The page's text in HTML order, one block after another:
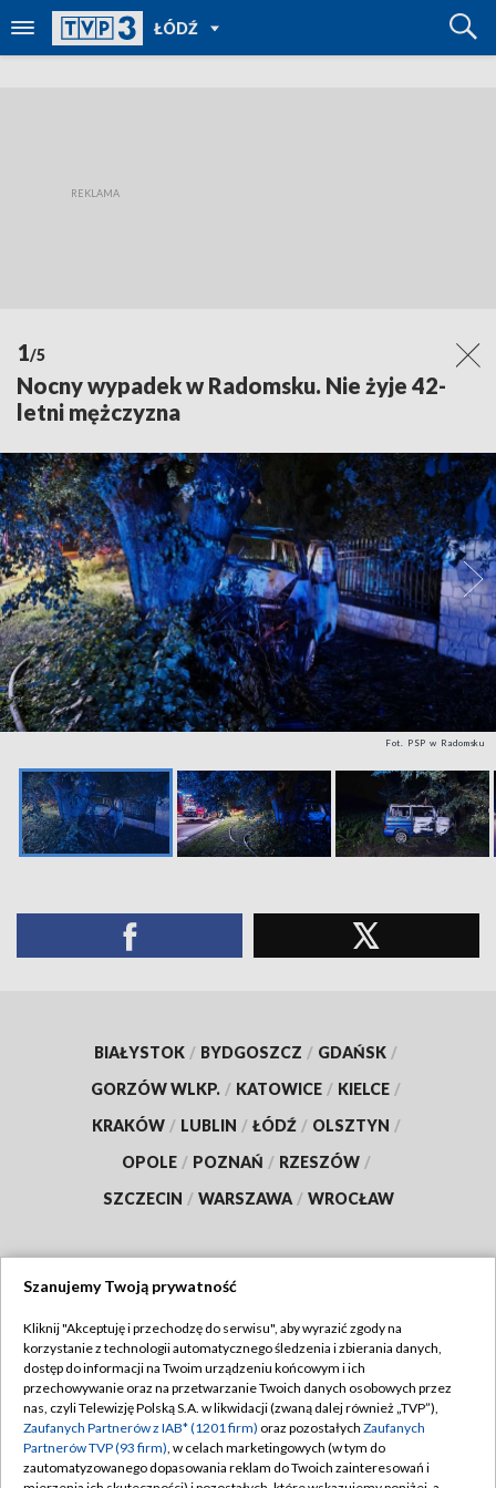
ŁÓDŹ
POWRÓT
DO
REGIONY
1/5
Nocny wypadek w Radomsku. Nie żyje 42-
letni mężczyzna
Fot. PSP w Radomsku
BIAŁYSTOK / BYDGOSZCZ / GDAŃSK /
GORZÓW WLKP. / KATOWICE / KIELCE /
KRAKÓW / LUBLIN / ŁÓDŹ / OLSZTYN /
OPOLE / POZNAŃ / RZESZÓW /
SZCZECIN / WARSZAWA / WROCŁAW
TVP
Abonament TVP
Emisja w TVP
Centrum informacji TVP
Regulamin TVP
Polityka prywatności
Moje zgody
Szanujemy Twoją prywatność
Kliknij "Akceptuję i przechodzę do serwisu", aby wyrazić zgody na
korzystanie z technologii automatycznego śledzenia i zbierania danych,
dostęp do informacji na Twoim urządzeniu końcowym i ich
przechowywanie oraz na przetwarzanie Twoich danych osobowych przez
nas, czyli Telewizję Polską S.A. w likwidacji (zwaną dalej również „TVP”),
Zaufanych Partnerów z IAB* (1201 firm) oraz pozostałych Zaufanych
Partnerów TVP (93 firm), w celach marketingowych (w tym do
zautomatyzowanego dopasowania reklam do Twoich zainteresowań i